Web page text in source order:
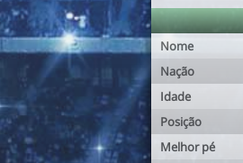
Nome
Nação
Idade
Posição
Melhor pé